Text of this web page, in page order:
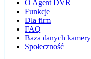
O Agent DVR
Funkcje
Dla firm
FAQ
Baza danych kamery
Społeczność